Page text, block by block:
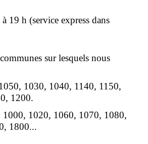
19 h (service express dans
sur lesquels nous
1030, 1040, 1140, 1150,
1200.
1000, 1020, 1060, 1070, 1080,
1800...